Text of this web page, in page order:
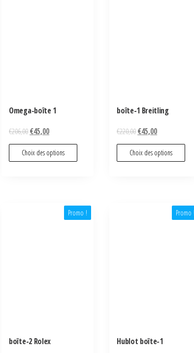
Omega-boîte 1
€206,00€45,00
Choix des options
boîte-1 Breitling
€220,00€45,00
Choix des options
Promo !
boîte-2 Rolex
Promo !
Hublot boîte-1